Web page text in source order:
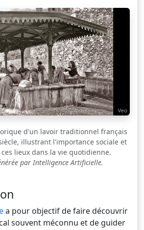
d'un lavoir traditionnel français
illustrant l'importance sociale et
lieux dans la vie quotidienne.
par Intelligence Artificielle.
a pour objectif de faire découvrir
souvent méconnu et de guider